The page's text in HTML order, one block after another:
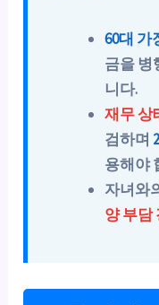
60대 가
금을 병
니다.
재무 상
검하며
용해야
자녀와
양 부담